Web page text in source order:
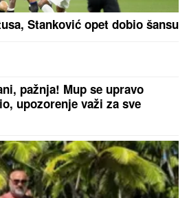
NOVA NEPRIJATNOST NA
Prolazi kroz agoniju,
se i otkrila šta se dešava
haosa sa Terzom